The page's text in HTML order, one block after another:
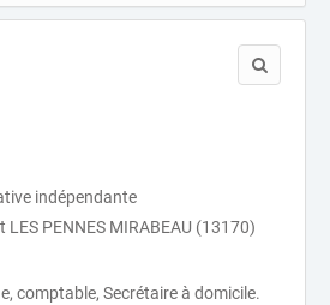
indépendante
LES PENNES MIRABEAU (13170)
comptable, Secrétaire à domicile.